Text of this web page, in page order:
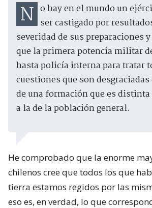
No hay en el mundo un ejército que pueda ser castigado por
severidad de sus preparaciones
que la primera potencia militar
hasta policía interna para tratar
cuestiones que son
de una formación que es distinta
a la de la población general.
He comprobado que la enorme
chilenos cree que todos los que
tierra estamos regidos por las
eso es, en verdad, lo que